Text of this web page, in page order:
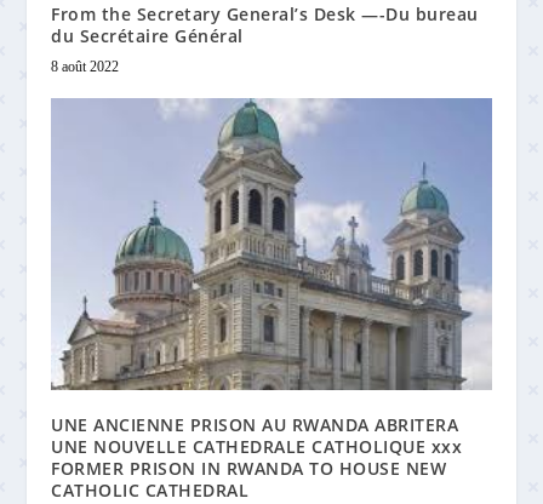
From the Secretary General’s Desk —-Du bureau
du Secrétaire Général
8 août 2022
UNE ANCIENNE PRISON AU RWANDA ABRITERA
UNE NOUVELLE CATHEDRALE CATHOLIQUE xxx
FORMER PRISON IN RWANDA TO HOUSE NEW
CATHOLIC CATHEDRAL